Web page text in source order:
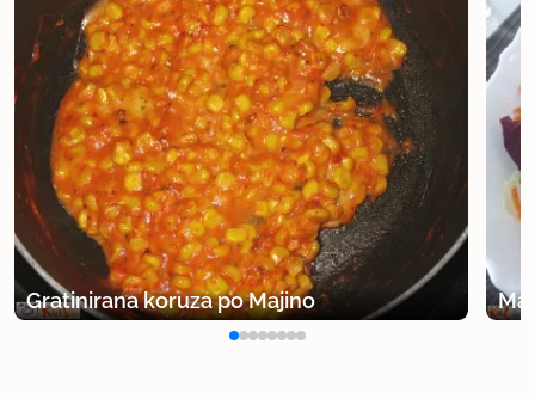
Gratinirana koruza po Majino